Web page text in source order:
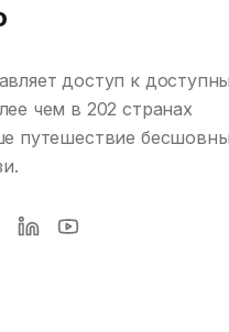
доступ к
чем в 202 странах
путешествие